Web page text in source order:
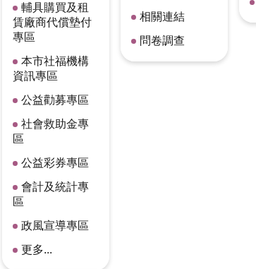
輔具購買及租
賃廠商代償墊付
專區
本市社福機構
資訊專區
公益勸募專區
社會救助金專
區
公益彩券專區
會計及統計專
區
政風宣導專區
更多...
相關連結
問卷調查